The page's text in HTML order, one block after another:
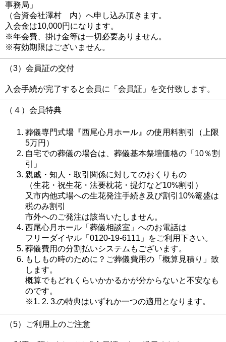
事務局」
（合資会社澤村 内）へ申し込み頂きます。
入会金は10,000円になります。
※年会費、掛け金等は一切必要ありません。
※有効期限はございません。
（3）会員証の交付
入会手続が完了すると会員に「会員証」を交付致します。
（４）会員特典
葬儀専門式場『西尾心月ホール』の使用料割引（上限
5万円）
自宅での葬儀の場合は、葬儀基本祭壇価格の「10％割
引」
親戚・知人・取引関係に対してのおくりもの
（生花・祝生花・法要枕花・提灯など10%割引）
又市内他式場への生花発注手続き及び割引10%篭盛は
税のみ割引
市外へのご発注は該当いたしません。
西尾心月ホール「葬儀相談室」へのお電話は
フリーダイヤル「0120-19-6111」をご利用下さい。
葬儀費用の分割払いシステムもございます。
もしもの時のために？ご葬儀費用の「概算見積り」致
します。
概算でもどれくらいかかるかが分からないと不安なも
のです。
※1. 2. 3.の特典はいずれか一つの適用となります。
（5）ご利用上のご注意